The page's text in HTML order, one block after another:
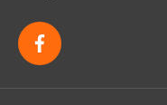
f
a
c
e